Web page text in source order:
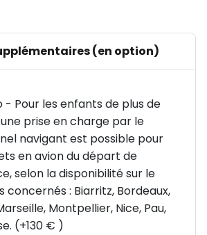
découvrir Athènes, la ville qui
d’histoire et de culture.
incontournables
grandeur de l'Antiquité.
quartier de la Plaka, un lieu vivant
et son atmosphère
Maisons Blanches et Bleues
(en option)
- Pour les enfants de plus de
une prise en charge par le
navigant est possible pour
en avion du départ de
selon la disponibilité sur le
concernés : Biarritz, Bordeaux,
Montpellier, Nice, Pau,
(+130 € )